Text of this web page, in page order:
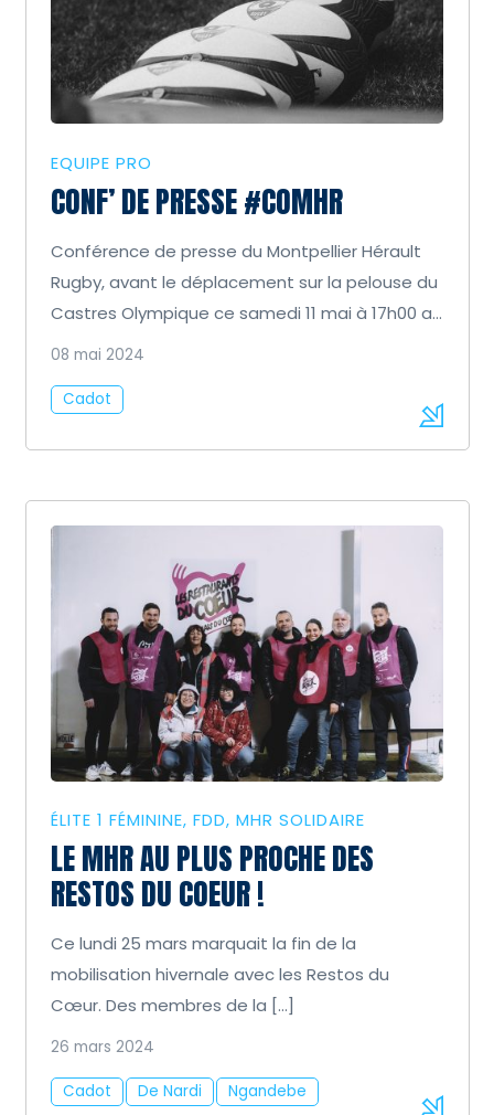
EQUIPE PRO
CONF’ DE PRESSE #COMHR
Conférence de presse du Montpellier Hérault
Rugby, avant le déplacement sur la pelouse du
Castres Olympique ce samedi 11 mai à 17h00 au
Stade Pierre-Fabre.
08 mai 2024
Cadot
ÉLITE 1 FÉMININE FDD MHR SOLIDAIRE
LE MHR AU PLUS PROCHE DES
RESTOS DU COEUR !
Ce lundi 25 mars marquait la fin de la
mobilisation hivernale avec les Restos du
Cœur. Des membres de la […]
26 mars 2024
Cadot De Nardi Ngandebe